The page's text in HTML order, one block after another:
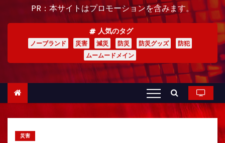
PR：本サイトはプロモーションを含みます。
人気のタグ
ノーブランド 災害 減災 防災 防災グッズ
防犯
ムームードメイン
災害